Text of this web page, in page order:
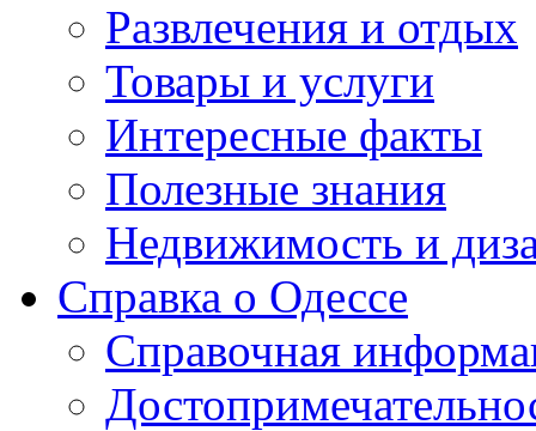
Развлечения и отдых
Товары и услуги
Интересные факты
Полезные знания
Недвижимость и
Справка о Одессе
Справочная